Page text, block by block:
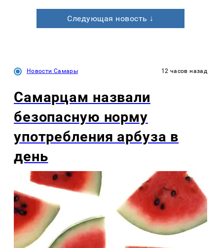
Следующая новость ↓
Новости Самары 12 часов назад
Самарцам назвали
безопасную норму
употребления арбуза в
день